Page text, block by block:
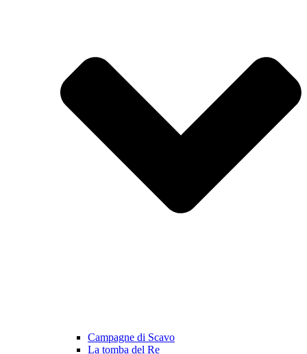
Campagne di Scavo
La tomba del Re